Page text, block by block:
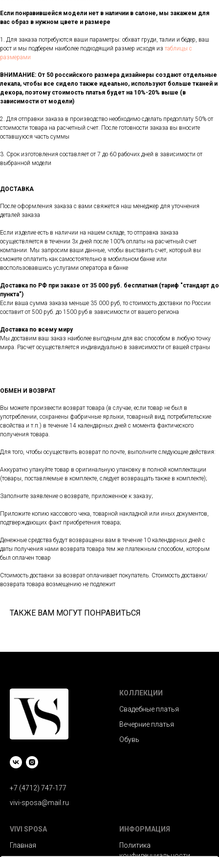
Если понравившейся модели нет в наличии в салоне, мы закажем для
вас образ в нужном цвете и размере
1. Для заказа потребуются ваши параметры: обхват груди, талии и бёдер, ваш
рост и мы подберем наиболее подходящий размер исходя из таблицы с
размерами
ВНИМАНИЕ: От 50 российского размера дизайнеры создают отдельные
лекала, чтобы все сидело также идеально, используют больше тканей и
декора, поэтому стоимость платья будет на 10%-20% выше (в
зависимости от модели)
2. Для отправки заказа в производство необходимо сделать предоплату 50% от
стоимости товара на расчетный счет. После готовности заказа вы вносите
оставшуюся часть суммы
3. Срок изготовления составляет от 7 до 60 рабочих дней в зависимости от
выбранной модели
ДОСТАВКА
После оформления заказа с вами свяжется наш менеджер для уточнения
деталей заказа
Если изделие есть в наличии на нашем складе, то отправка заказа
осуществляется в течении 3х дней после 100% оплаты на расчетный счет
компании. Мы запросим ваши данные, чтобы выставить счет, который вы
сможете оплатить как самостоятельно в мобильном банке или
воспользовавшись услугами оператора в банке
Доставка по РФ при заказе от 35 000 руб. бесплатная (тариф "стандарт до
пункта")
Если ваша сумма заказа меньше 35 000 руб, то стоимость доставки по России
составит от 500 руб. до 1500 руб в зависимости от вашего региона
Доставка по всему миру
Мы доставим ваш заказ наиболее выгодным для вас способом в любую точку
мира. Расчет осуществляется индивидуально в зависимости от вашей страны
ОБМЕН И ВОЗВРАТ
Вы можете произвести возврат товара (в случае, если товар не был в
употреблении, сохранены фабричные ярлыки, товарный вид, потребительские
свойства и т.п.) в течение 14 календарных дней с момента фактического
получения товара.
Для того, чтобы осуществить возврат по почте, выполните следующие действия:
Аккуратно упакуйте товар в оригинальную упаковку в полной комплектации
(товары, поставляемые в комплекте, следует возвращать также в комплекте);
Заполните заявление о возврате, приложенное к заказу;
Приложите копию кассового чека, товарной накладной или иных документов,
подтверждающих факт приобретения товара;
Денежные средства будут возвращены вам в течение 10 календарных дней с
даты получения нами возврата товара тем же платежным способом, которым
был оплачен товар
Стоимость доставки за возврат оплачивает покупатель. Стоимость доставки/
возврата товара возмещению не подлежит
ТАКЖЕ ВАМ МОГУТ ПОНРАВИТЬСЯ
+7 (4712) 747-177
vivi-sposa@mail.ru
КОЛЛЕКЦИИ
Свадебные платья
Вечерние платья
Обувь
VIVI SPOSA
Главная
ИНФОРМАЦИЯ
Политика
конфиденциальности